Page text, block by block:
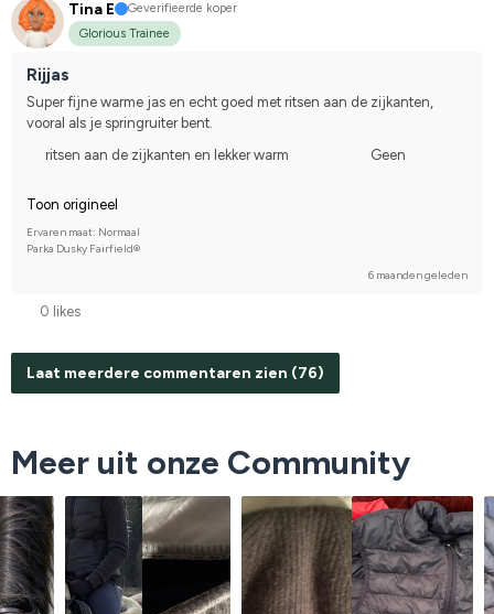
Tina E
Geverifieerde koper
Glorious Trainee
Rijjas
Super fijne warme jas en echt goed met ritsen aan de zijkanten,
vooral als je springruiter bent.
ritsen aan de zijkanten en lekker warm
Geen
Toon origineel
Ervaren maat: Normaal
Parka Dusky Fairfield®
6 maanden geleden
0 likes
Laat meerdere commentaren zien (76)
Meer uit onze Community